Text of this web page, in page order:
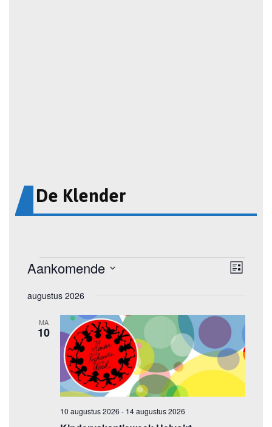
De Klender